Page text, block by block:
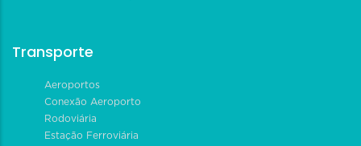
Transporte
Aeroportos
Conexão Aeroporto
Rodoviária
Estação Ferroviária